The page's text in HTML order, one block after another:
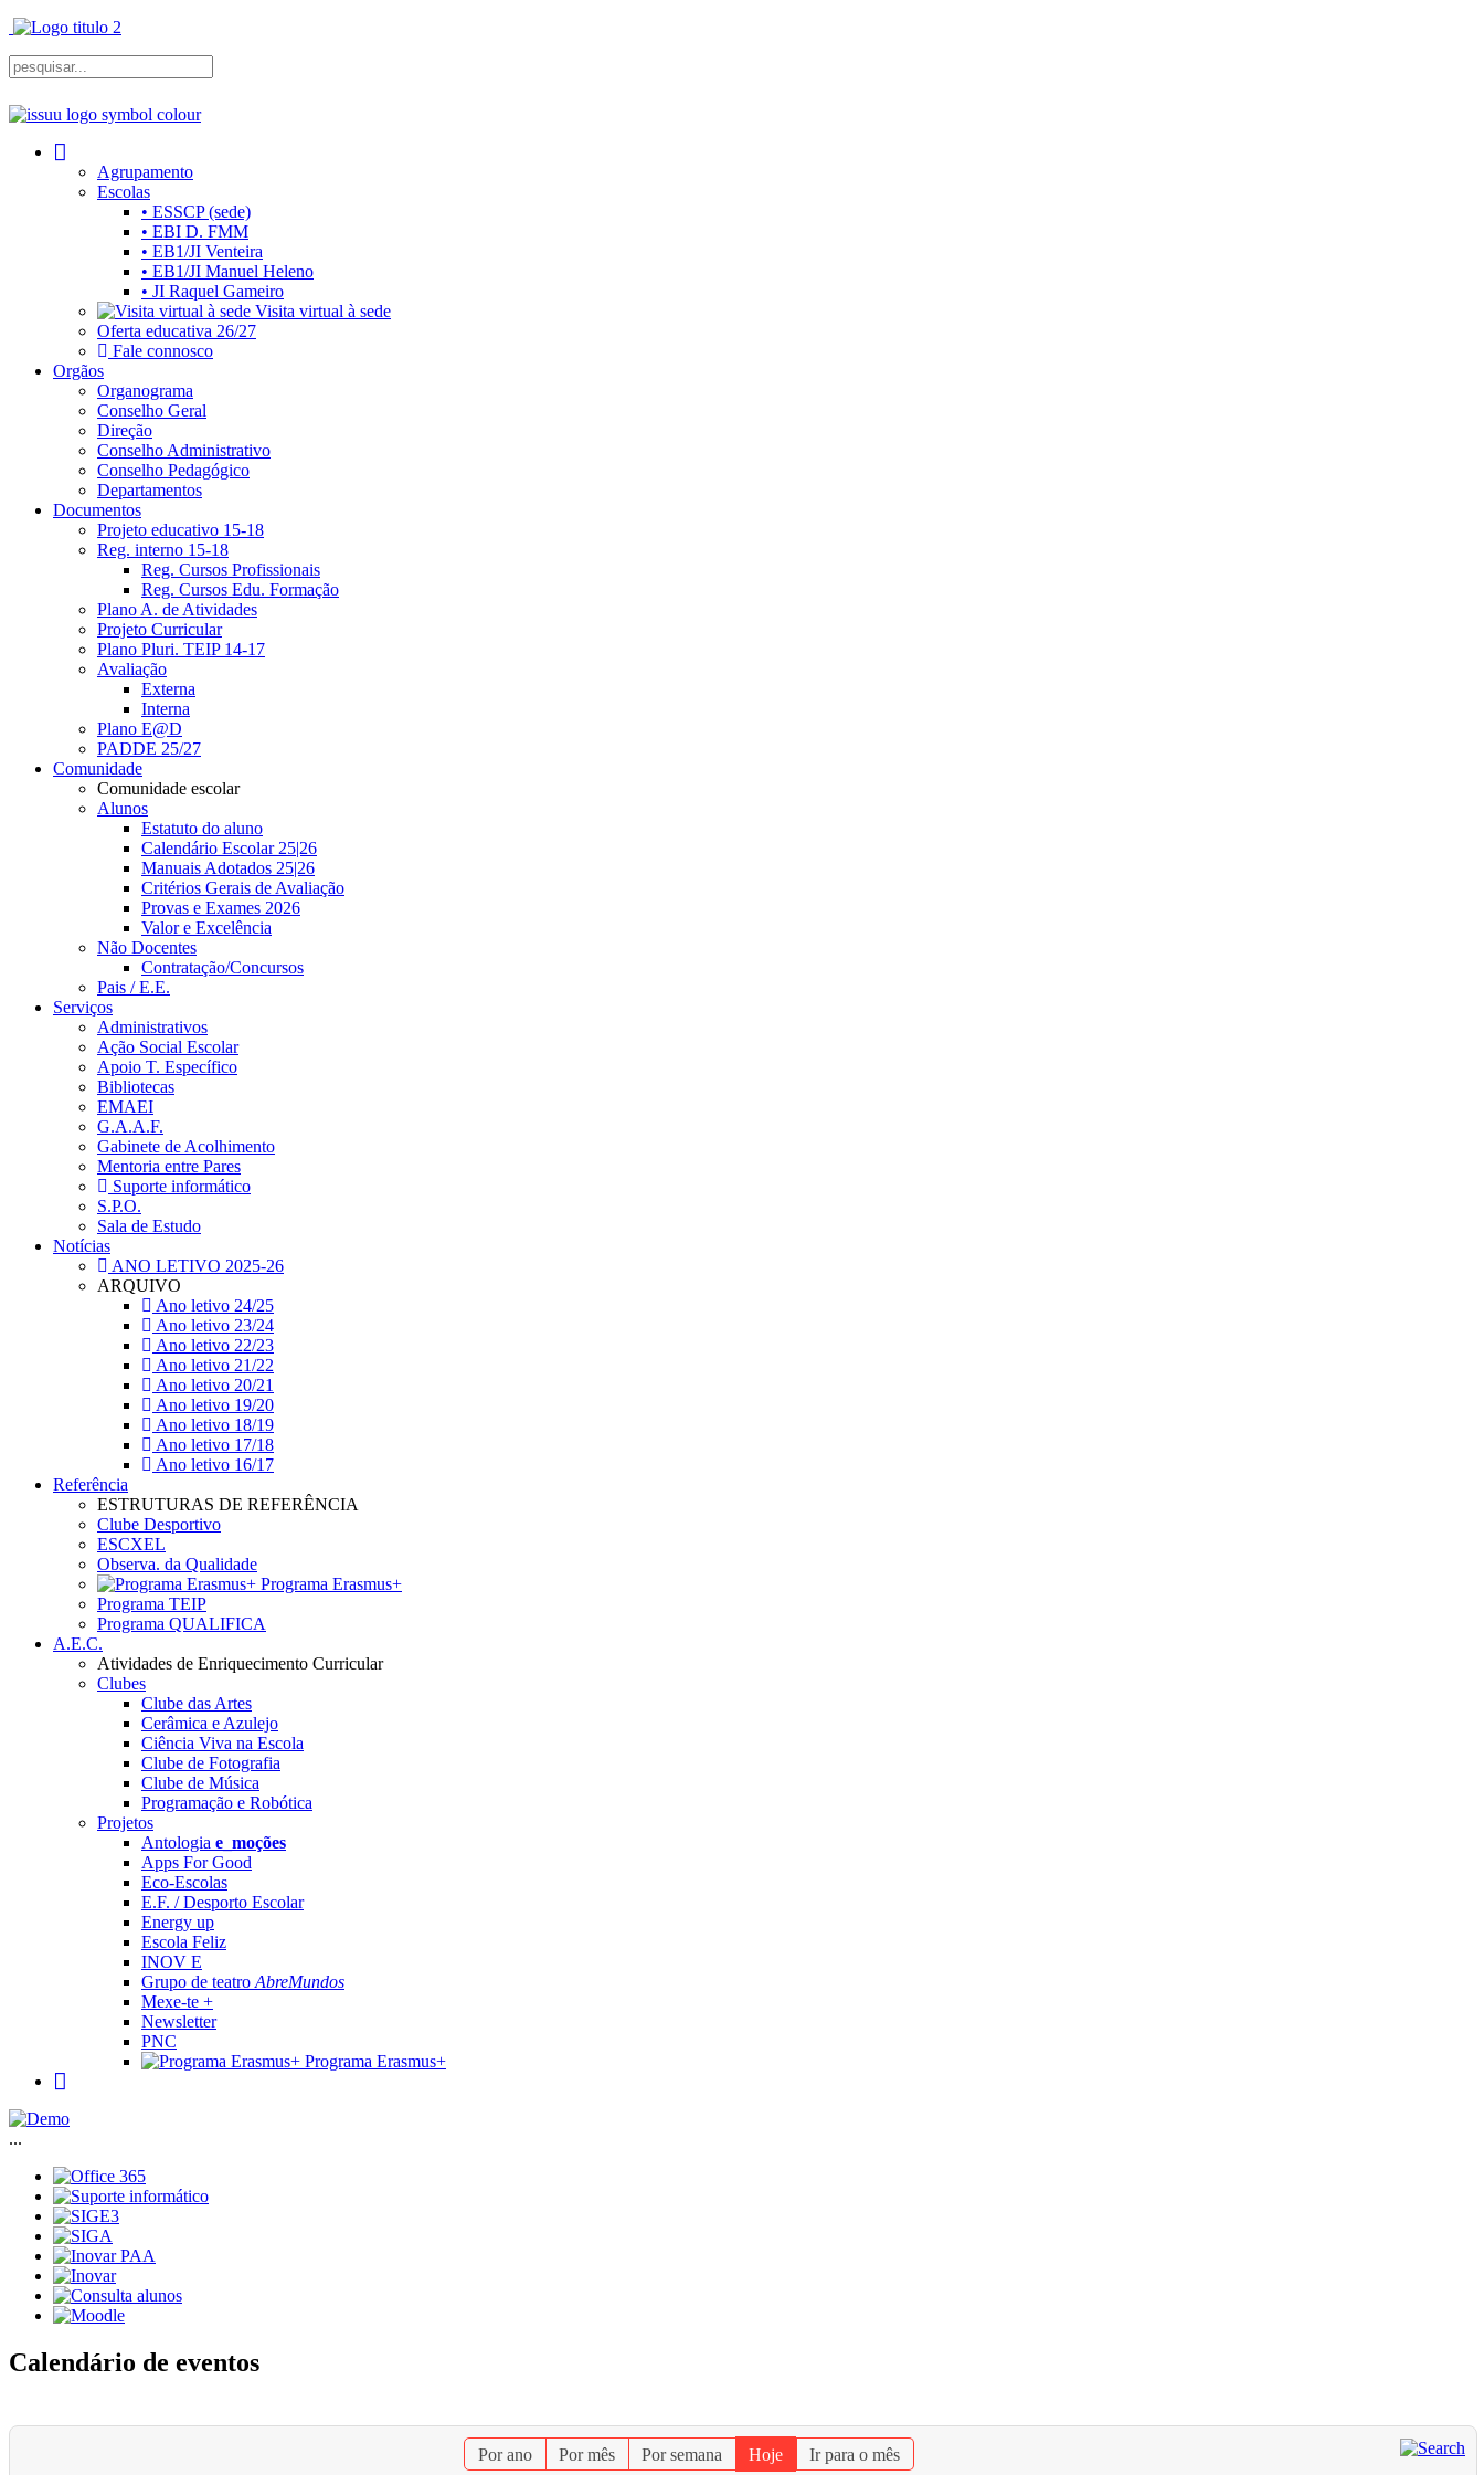
Agrupamento
Escolas
• ESSCP (sede)
• EBI D. FMM
• EB1/JI Venteira
• EB1/JI Manuel Heleno
• JI Raquel Gameiro
Visita virtual à sede
Oferta educativa 26/27
Fale connosco
Orgãos
Organograma
Conselho Geral
Direção
Conselho Administrativo
Conselho Pedagógico
Departamentos
Documentos
Projeto educativo 15-18
Reg. interno 15-18
Reg. Cursos Profissionais
Reg. Cursos Edu. Formação
Plano A. de Atividades
Projeto Curricular
Plano Pluri. TEIP 14-17
Avaliação
Externa
Interna
Plano E@D
PADDE 25/27
Comunidade
Comunidade escolar
Alunos
Estatuto do aluno
Calendário Escolar 25|26
Manuais Adotados 25|26
Critérios Gerais de Avaliação
Provas e Exames 2026
Valor e Excelência
Não Docentes
Contratação/Concursos
Pais / E.E.
Serviços
Administrativos
Ação Social Escolar
Apoio T. Específico
Bibliotecas
EMAEI
G.A.A.F.
Gabinete de Acolhimento
Mentoria entre Pares
Suporte informático
S.P.O.
Sala de Estudo
Notícias
ANO LETIVO 2025-26
ARQUIVO
Ano letivo 24/25
Ano letivo 23/24
Ano letivo 22/23
Ano letivo 21/22
Ano letivo 20/21
Ano letivo 19/20
Ano letivo 18/19
Ano letivo 17/18
Ano letivo 16/17
Referência
ESTRUTURAS DE REFERÊNCIA
Clube Desportivo
ESCXEL
Observa. da Qualidade
Programa Erasmus+
Programa TEIP
Programa QUALIFICA
A.E.C.
Atividades de Enriquecimento Curricular
Clubes
Clube das Artes
Cerâmica e Azulejo
Ciência Viva na Escola
Clube de Fotografia
Clube de Música
Programação e Robótica
Projetos
Antologia e_moções
Apps For Good
Eco-Escolas
E.F. / Desporto Escolar
Energy up
Escola Feliz
INOV E
Grupo de teatro AbreMundos
Mexe-te +
Newsletter
PNC
Programa Erasmus+
...
Calendário de eventos
Por ano Por mês Por semana Hoje Ir para o mês